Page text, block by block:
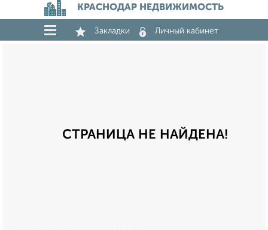
КРАСНОДАР НЕДВИЖИМОСТЬ
Закладки Личный кабинет
СТРАНИЦА НЕ НАЙДЕНА!